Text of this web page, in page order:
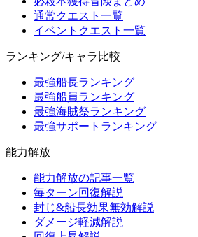
通常クエスト一覧
イベントクエスト一覧
ランキング/キャラ比較
最強船長ランキング
最強船員ランキング
最強海賊祭ランキング
最強サポートランキング
能力解放
能力解放の記事一覧
毎ターン回復解説
封じ&船長効果無効解説
ダメージ軽減解説